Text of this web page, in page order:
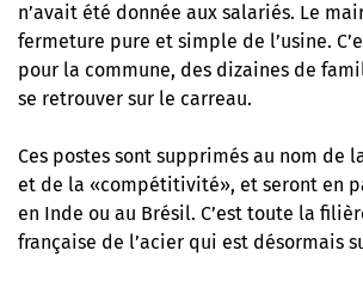
n’avait été donnée aux salariés. Le
fermeture pure et simple de l’usine.
pour la commune, des dizaines de
se retrouver sur le carreau.
Ces postes sont supprimés au nom de
et de la «compétitivité», et seront en
en Inde ou au Brésil. C’est toute la
française de l’acier qui est désormais